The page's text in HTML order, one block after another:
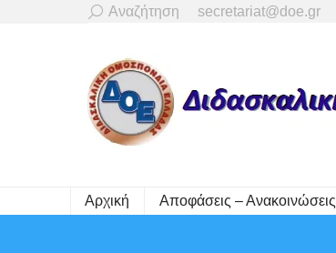
Search:
Αναζήτηση secretariat@doe.gr
Αρχική Αποφάσεις – Ανακοινώσεις